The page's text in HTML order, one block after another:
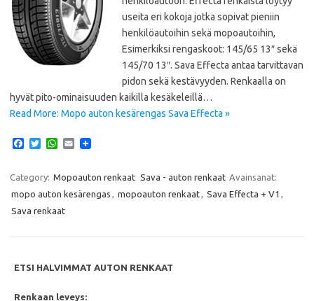
useita eri kokoja jotka sopivat pieniin
henkilöautoihin sekä mopoautoihin,
Esimerkiksi rengaskoot: 145/65 13″ sekä
145/70 13″. Sava Effecta antaa tarvittavan
pidon sekä kestävyyden. Renkaalla on
hyvät pito-ominaisuuden kaikilla kesäkeleillä…
Read More: Mopo auton kesärengas Sava Effecta »
e
o
o
T
t
e
r
W
t
A
p
E
i
Category: Mopoauton renkaat Sava - auton renkaat Avainsanat:
mopo auton kesärengas
mopoauton renkaat Sava Effecta + V1
Sava renkaat
ETSI HALVIMMAT AUTON RENKAAT
Renkaan leveys: